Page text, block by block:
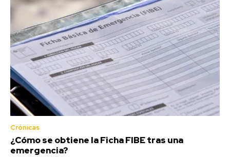
Crónicas
¿Cómo se obtiene la Ficha FIBE tras una
emergencia?